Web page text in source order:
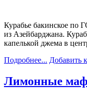
Курабье бакинское по
из Азейбарджана.
капелькой джема в
Подробнее... Добавить
Лимонные